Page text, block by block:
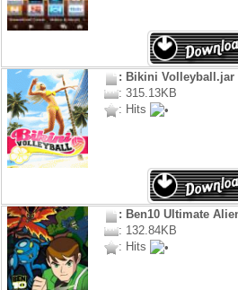
: Bikini Volleyball.jar
: 315.13KB
: Hits
: Ben10 Ultimate
: 132.84KB
: Hits